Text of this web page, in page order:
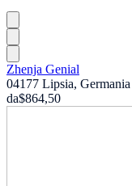
Zhenja Genial
04177 Lipsia, Germania
da$864,50